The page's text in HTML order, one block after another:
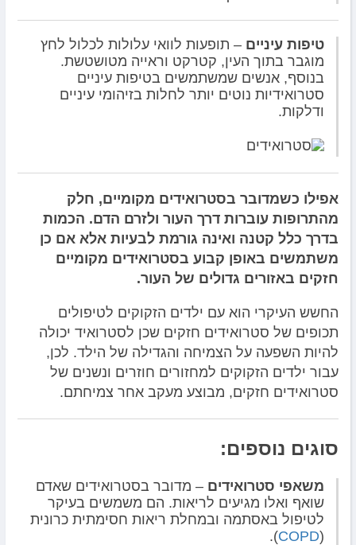
טיפות עיניים – תופעות לוואי עלולות לכלול לחץ
מוגבר בתוך העין, קטרקט וראייה מטושטשת.
בנוסף, אנשים שמשתמשים בטיפות עיניים
סטרואידיות נוטים יותר לחלות בזיהומי עיניים
ודלקות.
אפילו כשמדובר בסטרואידים מקומיים, חלק
מהתרופות עוברות דרך העור ולזרם הדם. הכמות
בדרך כלל קטנה ואינה גורמת לבעיות אלא אם כן
משתמשים באופן קבוע בסטרואידים מקומיים
חזקים באזורים גדולים של העור.
החשש העיקרי הוא עם ילדים הזקוקים לטיפולים
תכופים של סטרואידים חזקים שכן לסטרואיד יכולה
להיות השפעה על הצמיחה והגדילה של הילד. לכן,
עבור ילדים הזקוקים למחזורים חוזרים ונשנים של
סטרואידים חזקים, מבוצע מעקב אחר צמיחתם.
סוגים נוספים:
משאפי סטרואידים – מדובר בסטרואידים שאדם
שואף ואלו מגיעים לריאות. הם משמשים בעיקר
לטיפול באסתמה ובמחלת ריאות חסימתית כרונית
(
COPD
).